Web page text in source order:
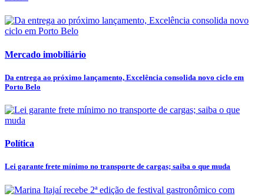
Mercado imobiliário
Da entrega ao próximo lançamento, Excelência consolida novo ciclo em
Porto Belo
Política
Lei garante frete mínimo no transporte de cargas; saiba o que muda